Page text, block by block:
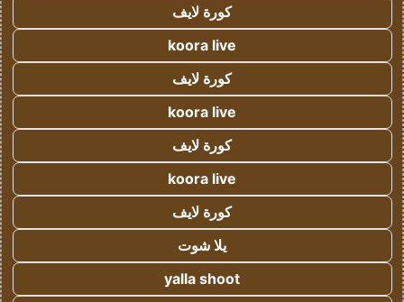
كورة لايف
koora live
كورة لايف
koora live
كورة لايف
koora live
كورة لايف
يلا شوت
yalla shoot